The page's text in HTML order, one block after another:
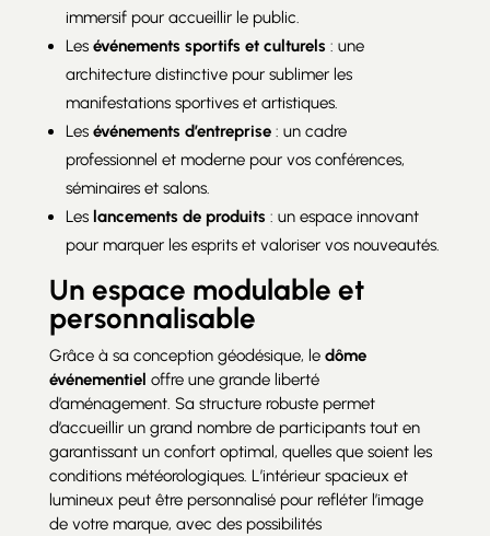
immersif pour accueillir le public.
Les événements sportifs et culturels : une
architecture distinctive pour sublimer les
manifestations sportives et artistiques.
Les événements d’entreprise: un cadre
professionnel et moderne pour vos conférences,
séminaires et salons.
Les lancements de produits : un espace innovant
pour marquer les esprits et valoriser vos nouveautés.
Un espace modulable et
personnalisable
Grâce à sa conception géodésique, le dôme
événementiel offre une grande liberté
d’aménagement. Sa structure robuste permet
d’accueillir un grand nombre de participants tout en
garantissant un confort optimal, quelles que soient les
conditions météorologiques. L’intérieur spacieux et
lumineux peut être personnalisé pour refléter l’image
de votre marque, avec des possibilités